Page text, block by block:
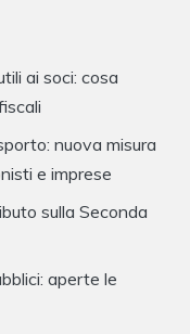
ai soci: cosa
nuova misura
e imprese
sulla Seconda
aperte le